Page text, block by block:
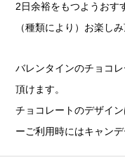
2日余裕をもつようおす
（種類により）お楽しみ
バレンタインのチョコ
頂けます。
チョコレートのデザイ
ーご利用時にはキャン